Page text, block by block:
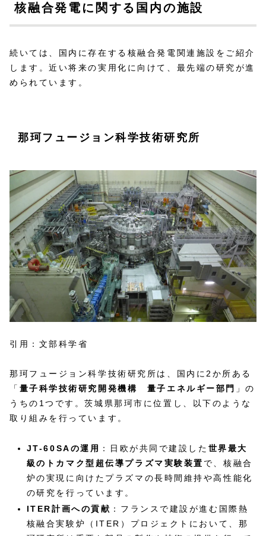
核融合発電に関する国内の施設
続いては、国内に存在する核融合発電関連施設をご紹介
します。近い将来の実用化に向けて、最先端の研究が進
められています。
那珂フュージョン科学技術研究所
引用：文部科学省
那珂フュージョン科学技術研究所は、国内に2か所ある
「 量子科学技術研究開発機構 量子エネルギー部門
」の
うちの1つです。茨城県那珂市に位置し、以下のような
取り組みを行っています。
JT-60SAの運用 ：日欧が共同で建設した 世界最大
級のトカマク型超伝導プラズマ実験装置 で、核融合
炉の実現に向けたプラズマの長時間維持や高性能化
の研究を行っています。
ITER計画への貢献 ：フランスで建設が進む国際熱
核融合実験炉（ITER）プロジェクトにおいて、那